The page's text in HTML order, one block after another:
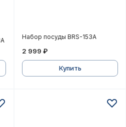
горелка BRS-8A
Набор посуды BRS-153A
2 999 ₽
Купить